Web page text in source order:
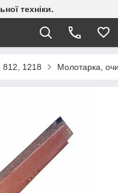
техніки.
812, 1218 Молотарка,